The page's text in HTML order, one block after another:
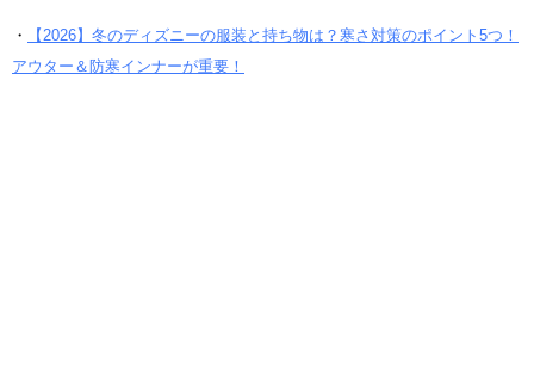
・
【2026】冬のディズニーの服装と持ち物は？寒さ対策のポイント5つ！
アウター＆防寒インナーが重要！